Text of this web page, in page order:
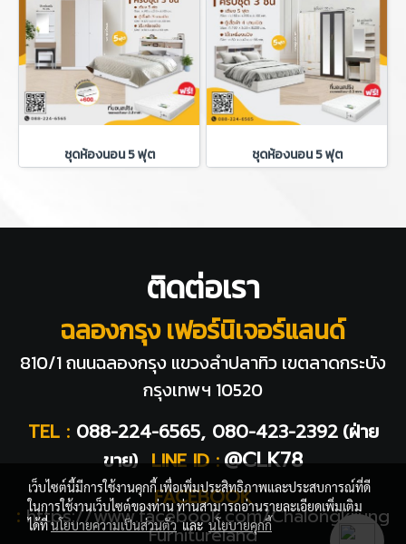
ชุดห้องนอน 5 ฟุต ชุดห้องนอน 5 ฟุต
ติดต่อเรา
ฉลองกรุง เฟอร์นิเจอร์แลนด์
810/1 ถนนฉลองกรุง แขวงลำปลาทิว เขตลาดกระบัง
กรุงเทพฯ 10520
TEL : 088-224-6565, 080-423-2392 (ฝ่าย
ขาย) LINE ID : @CLK78
FACEBOOK
: https://www.facebook.com/Chalongkrung
Furnitureland
เว็บไซต์นี้มีการใช้งานคุกกี้ เพื่อเพิ่มประสิทธิภาพและประสบการณ์ที่ดี
ในการใช้งานเว็บไซต์ของท่าน ท่านสามารถอ่านรายละเอียดเพิ่มเติม
ได้ที่นโยบายความเป็นส่วนตัวและนโยบายคุกกี้